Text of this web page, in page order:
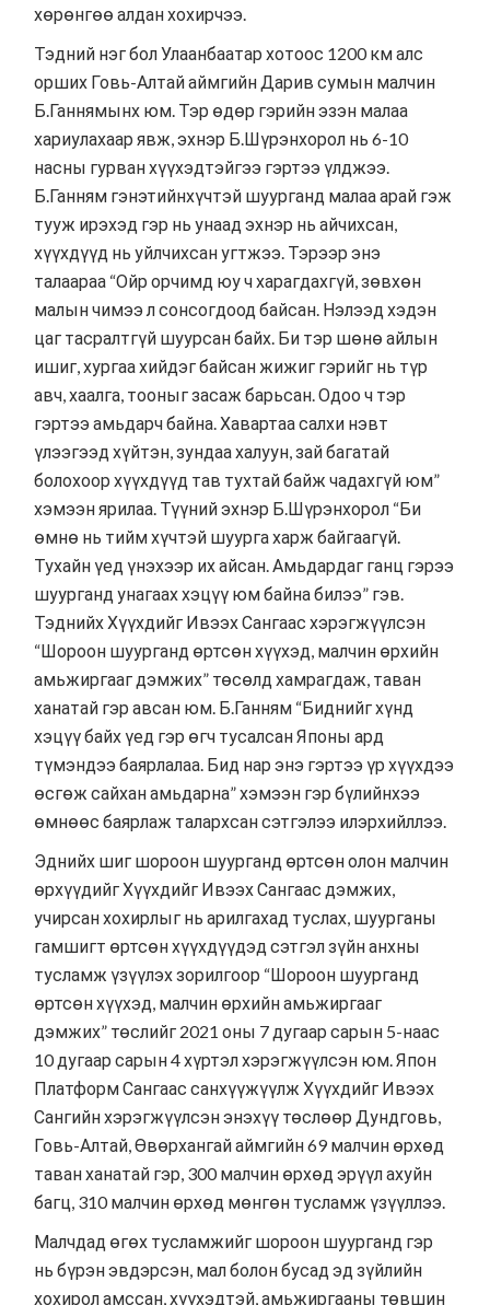
хөрөнгөө алдан хохирчээ.
Тэдний нэг бол Улаанбаатар хотоос 1200 км алс
орших Говь-Алтай аймгийн Дарив сумын малчин
Б.Ганнямынх юм. Тэр өдөр гэрийн эзэн малаа
хариулахаар явж, эхнэр Б.Шүрэнхорол нь 6-10
насны гурван хүүхэдтэйгээ гэртээ үлджээ.
Б.Ганням гэнэтийнхүчтэй шуурганд малаа арай гэж
тууж ирэхэд гэр нь унаад эхнэр нь айчихсан,
хүүхдүүд нь уйлчихсан угтжээ. Тэрээр энэ
талаараа “Ойр орчимд юу ч харагдахгүй, зөвхөн
малын чимээ л сонсогдоод байсан. Нэлээд хэдэн
цаг тасралтгүй шуурсан байх. Би тэр шөнө айлын
ишиг, хургаа хийдэг байсан жижиг гэрийг нь түр
авч, хаалга, тооныг засаж барьсан. Одоо ч тэр
гэртээ амьдарч байна. Хавартаа салхи нэвт
үлээгээд хүйтэн, зундаа халуун, зай багатай
болохоор хүүхдүүд тав тухтай байж чадахгүй юм”
хэмээн ярилаа. Түүний эхнэр Б.Шүрэнхорол “Би
өмнө нь тийм хүчтэй шуурга харж байгаагүй.
Тухайн үед үнэхээр их айсан. Амьдардаг ганц гэрээ
шуурганд унагаах хэцүү юм байна билээ” гэв.
Тэднийх Хүүхдийг Ивээх Сангаас хэрэгжүүлсэн
“Шороон шуурганд өртсөн хүүхэд, малчин өрхийн
амьжиргааг дэмжих” төсөлд хамрагдаж, таван
ханатай гэр авсан юм. Б.Ганням “Биднийг хүнд
хэцүү байх үед гэр өгч тусалсан Японы ард
түмэндээ баярлалаа. Бид нар энэ гэртээ үр хүүхдээ
өсгөж сайхан амьдарна” хэмээн гэр бүлийнхээ
өмнөөс баярлаж талархсан сэтгэлээ илэрхийллээ.
Эднийх шиг шороон шуурганд өртсөн олон малчин
өрхүүдийг Хүүхдийг Ивээх Сангаас дэмжих,
учирсан хохирлыг нь арилгахад туслах, шуурганы
гамшигт өртсөн хүүхдүүдэд сэтгэл зүйн анхны
тусламж үзүүлэх зорилгоор “Шороон шуурганд
өртсөн хүүхэд, малчин өрхийн амьжиргааг
дэмжих” төслийг 2021 оны 7 дугаар сарын 5-наас
10 дугаар сарын 4 хүртэл хэрэгжүүлсэн юм. Япон
Платформ Сангаас санхүүжүүлж Хүүхдийг Ивээх
Сангийн хэрэгжүүлсэн энэхүү төслөөр Дундговь,
Говь-Алтай, Өвөрхангай аймгийн 69 малчин өрхөд
таван ханатай гэр, 300 малчин өрхөд эрүүл ахуйн
багц, 310 малчин өрхөд мөнгөн тусламж үзүүллээ.
Малчдад өгөх тусламжийг шороон шуурганд гэр
нь бүрэн эвдэрсэн, мал болон бусад эд зүйлийн
хохирол амссан, хүүхэдтэй, амьжиргааны төвшин